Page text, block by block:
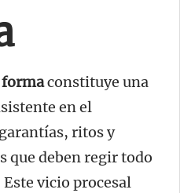
constituye una
en el
ritos y
que deben regir todo
vicio procesal